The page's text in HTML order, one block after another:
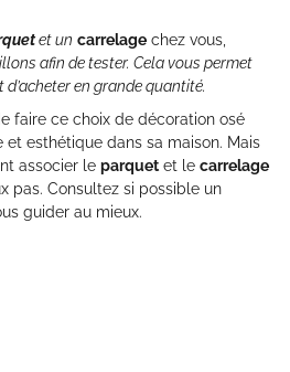
et un carrelage chez vous,
afin de tester. Cela vous permet
en grande quantité.
faire ce choix de décoration osé
esthétique dans sa maison. Mais
associer le parquetet le carrelage
pas. Consultez si possible un
guider au mieux.